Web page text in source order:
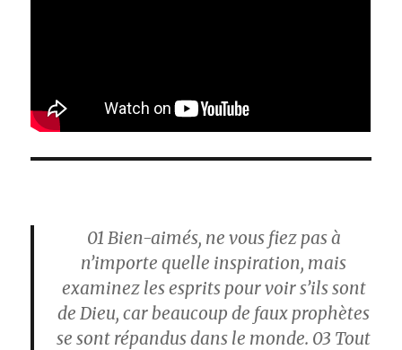
01 Bien-aimés, ne vous fiez pas à
n’importe quelle inspiration, mais
examinez les esprits pour voir s’ils sont
de Dieu, car beaucoup de faux prophètes
se sont répandus dans le monde. 03 Tout